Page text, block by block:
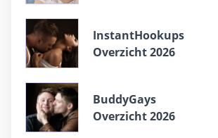
InstantHookups
Overzicht 2026
BuddyGays
Overzicht 2026